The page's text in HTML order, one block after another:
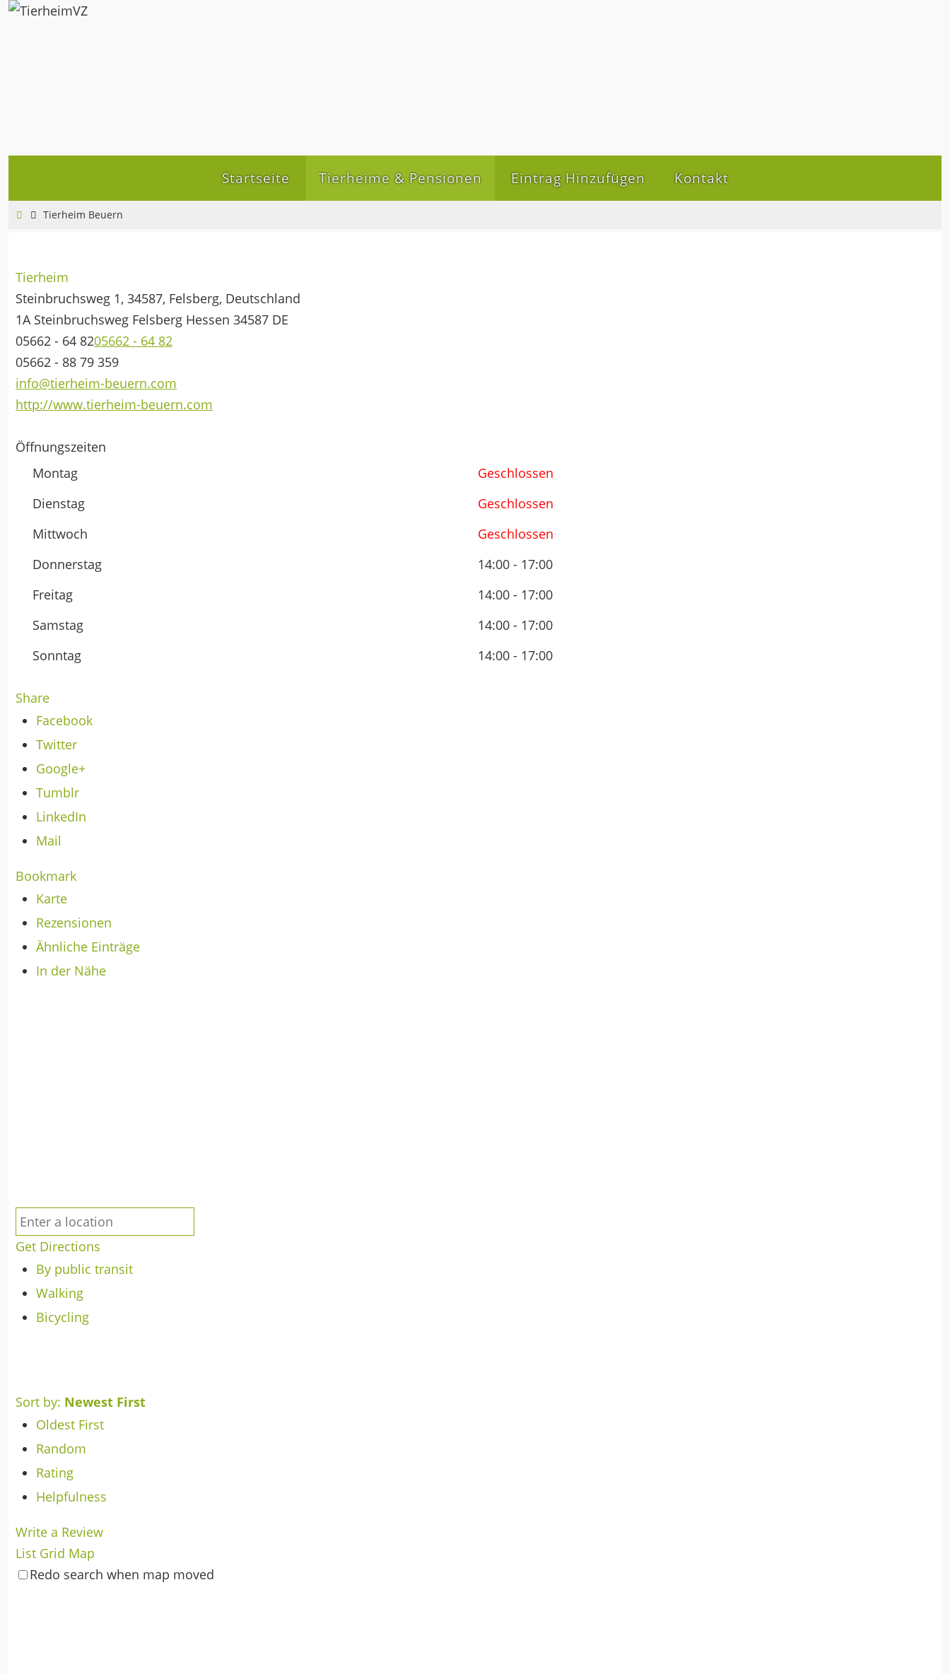
Zum
Startseite Tierheime & Pensionen Eintrag Hinzufügen Kontakt
HomeTierheim Beuern
Tierheim
Steinbruchsweg 1, 34587, Felsberg, Deutschland
1A Steinbruchsweg Felsberg Hessen 34587 DE
05662 - 64 8205662 - 64 82
05662 - 88 79 359
info@tierheim-beuern.com
http://www.tierheim-beuern.com
Öffnungszeiten
Montag
Geschlossen
Dienstag
Geschlossen
Mittwoch
Geschlossen
Donnerstag
14:00 - 17:00
Freitag
14:00 - 17:00
Samstag
14:00 - 17:00
Sonntag
14:00 - 17:00
Share
Facebook
Twitter
Google+
Tumblr
LinkedIn
Mail
Bookmark
Karte
Rezensionen
Ähnliche Einträge
In der Nähe
Get Directions
By public transit
Walking
Bicycling
Sort by: Newest First
Oldest First
Random
Rating
Helpfulness
Write a Review
List Grid Map
Redo search when map moved